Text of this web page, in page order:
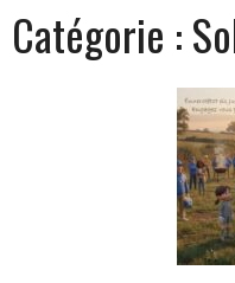
Catégorie :